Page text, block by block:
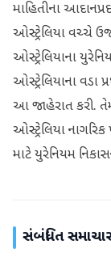
માહિતીના
ઓસ્ટ્રેલિયા વચ્ચે
ઓસ્ટ્રેલિયાના
ઓસ્ટ્રેલિયાના વડા
આ જાહેરાત કરી.
ઓસ્ટ્રેલિયા
માટે યુરેનિયમ
સંબંધિત